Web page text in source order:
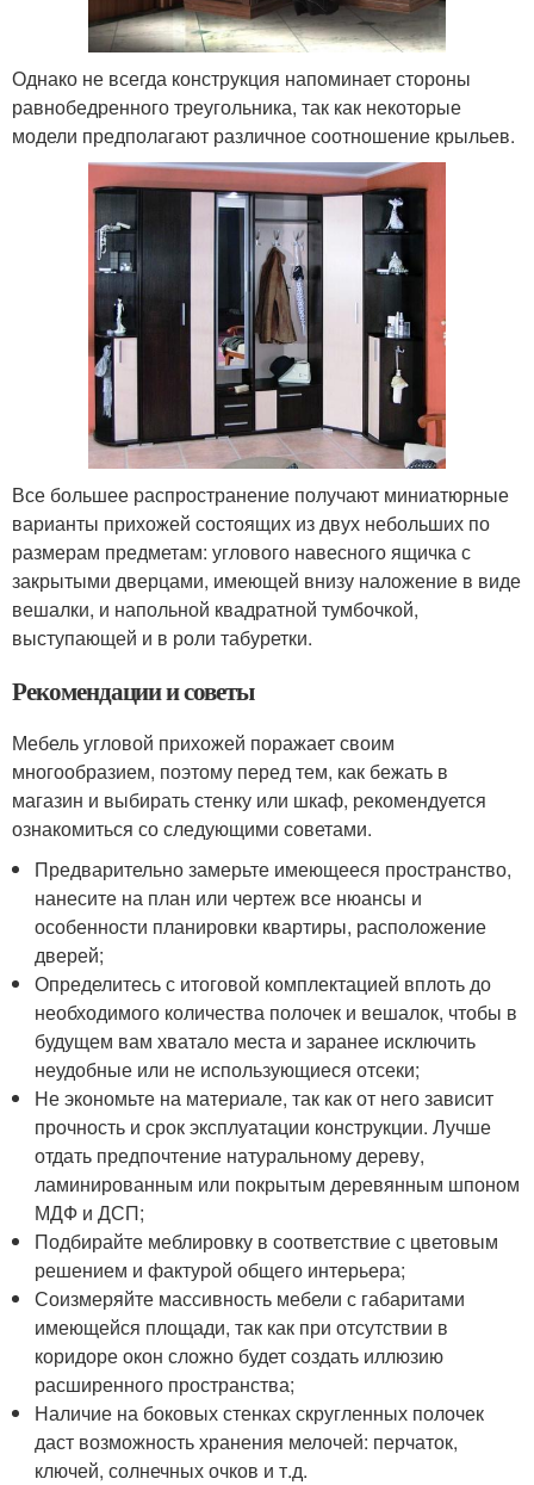
Однако не всегда конструкция напоминает стороны
равнобедренного треугольника, так как некоторые
модели предполагают различное соотношение крыльев.
Все большее распространение получают миниатюрные
варианты прихожей состоящих из двух небольших по
размерам предметам: углового навесного ящичка с
закрытыми дверцами, имеющей внизу наложение в виде
вешалки, и напольной квадратной тумбочкой,
выступающей и в роли табуретки.
Рекомендации и советы
Мебель угловой прихожей поражает своим
многообразием, поэтому перед тем, как бежать в
магазин и выбирать стенку или шкаф, рекомендуется
ознакомиться со следующими советами.
Предварительно замерьте имеющееся пространство,
нанесите на план или чертеж все нюансы и
особенности планировки квартиры, расположение
дверей;
Определитесь с итоговой комплектацией вплоть до
необходимого количества полочек и вешалок, чтобы в
будущем вам хватало места и заранее исключить
неудобные или не использующиеся отсеки;
Не экономьте на материале, так как от него зависит
прочность и срок эксплуатации конструкции. Лучше
отдать предпочтение натуральному дереву,
ламинированным или покрытым деревянным шпоном
МДФ и ДСП;
Подбирайте меблировку в соответствие с цветовым
решением и фактурой общего интерьера;
Соизмеряйте массивность мебели с габаритами
имеющейся площади, так как при отсутствии в
коридоре окон сложно будет создать иллюзию
расширенного пространства;
Наличие на боковых стенках скругленных полочек
даст возможность хранения мелочей: перчаток,
ключей, солнечных очков и т.д.